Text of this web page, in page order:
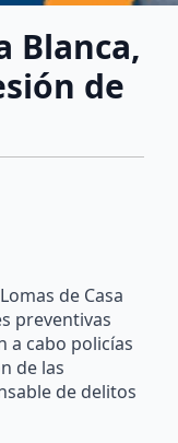
Blanca,
de
de Casa
preventivas
a cabo policías
de las
de delitos